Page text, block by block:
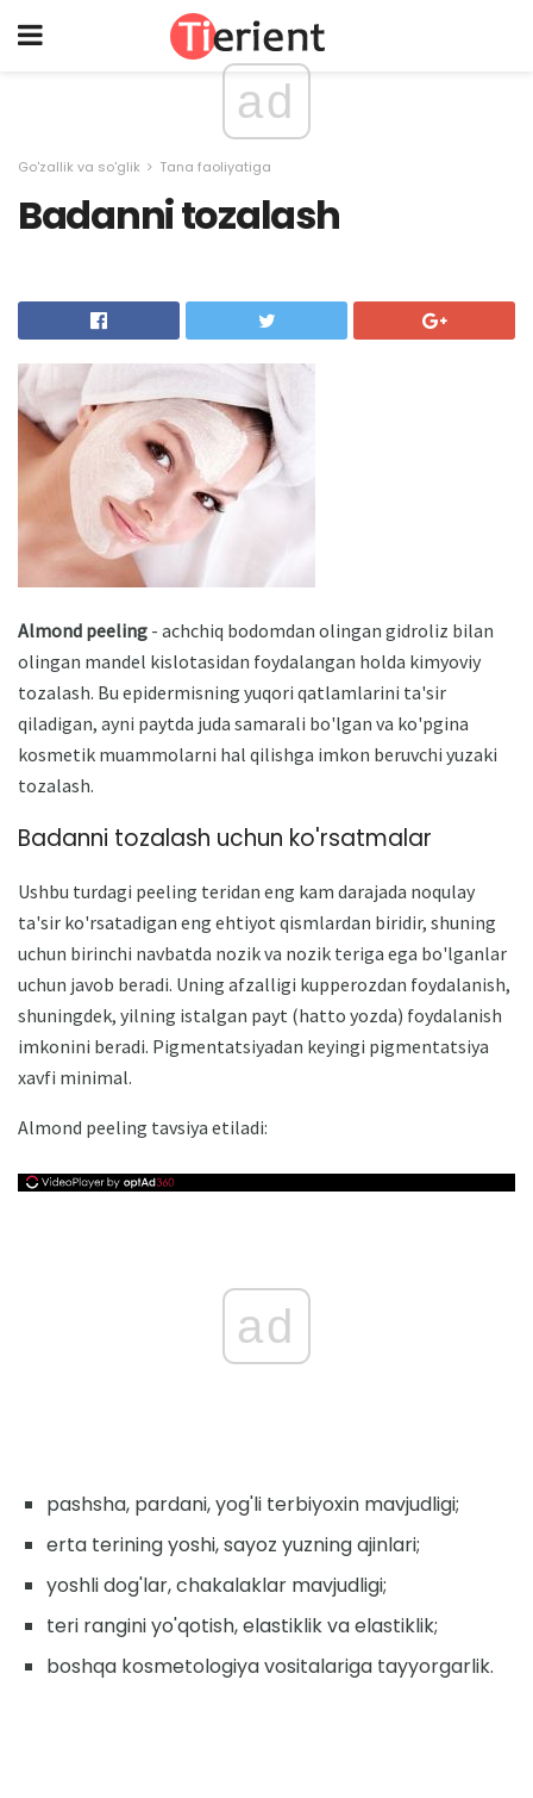
ad
Go'zallik va so'glik Tana faoliyatiga
Badanni tozalash
Almond peeling - achchiq bodomdan olingan gidroliz bilan
olingan mandel kislotasidan foydalangan holda kimyoviy
tozalash. Bu epidermisning yuqori qatlamlarini ta'sir
qiladigan, ayni paytda juda samarali bo'lgan va ko'pgina
kosmetik muammolarni hal qilishga imkon beruvchi yuzaki
tozalash.
Badanni tozalash uchun ko'rsatmalar
Ushbu turdagi peeling teridan eng kam darajada noqulay
ta'sir ko'rsatadigan eng ehtiyot qismlardan biridir, shuning
uchun birinchi navbatda nozik va nozik teriga ega bo'lganlar
uchun javob beradi. Uning afzalligi kupperozdan foydalanish,
shuningdek, yilning istalgan payt (hatto yozda) foydalanish
imkonini beradi. Pigmentatsiyadan keyingi pigmentatsiya
xavfi minimal.
Almond peeling tavsiya etiladi:
ad
pashsha, pardani, yog'li terbiyoxin mavjudligi;
erta terining yoshi, sayoz yuzning ajinlari;
yoshli dog'lar, chakalaklar mavjudligi;
teri rangini yo'qotish, elastiklik va elastiklik;
boshqa kosmetologiya vositalariga tayyorgarlik.